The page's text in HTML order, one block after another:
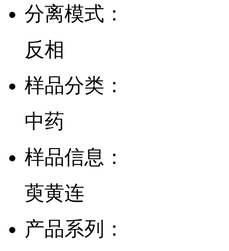
分离模式：
反相
样品分类：
中药
样品信息：
萸黄连
产品系列：